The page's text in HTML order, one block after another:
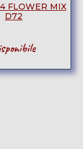
FLOWER MIX
D72